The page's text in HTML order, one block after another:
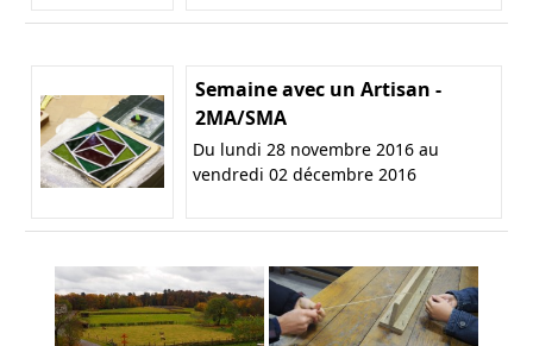
Semaine avec un Artisan -
2MA/SMA
Du lundi 28 novembre 2016 au
vendredi 02 décembre 2016